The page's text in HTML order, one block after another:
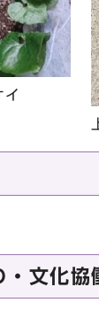
イ
文化